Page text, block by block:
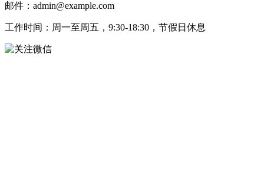
邮件：admin@example.com
工作时间：周一至周五，9:30-18:30，节假日休息